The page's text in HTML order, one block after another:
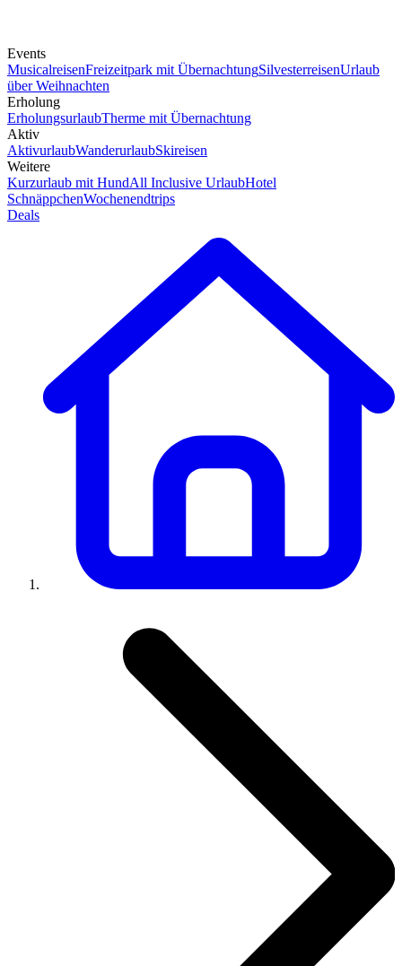
Events
MusicalreisenFreizeitpark mit ÜbernachtungSilvesterreisenUrlaub
über Weihnachten
Erholung
ErholungsurlaubTherme mit Übernachtung
Aktiv
AktivurlaubWanderurlaubSkireisen
Weitere
Kurzurlaub mit HundAll Inclusive UrlaubHotel
SchnäppchenWochenendtrips
Deals